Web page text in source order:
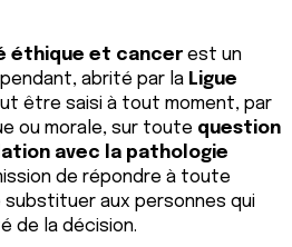
éthique et cancer est un
abrité par la Ligue
être saisi à tout moment, par
ou morale, sur toute question
avec la pathologie
de répondre à toute
substituer aux personnes qui
de la décision.